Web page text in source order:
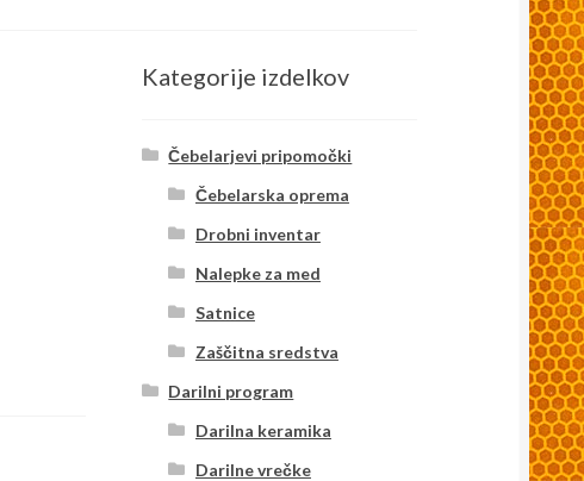
Kategorije izdelkov
Čebelarjevi pripomočki
Čebelarska oprema
Drobni inventar
Nalepke za med
Satnice
Zaščitna sredstva
Darilni program
Darilna keramika
Darilne vrečke